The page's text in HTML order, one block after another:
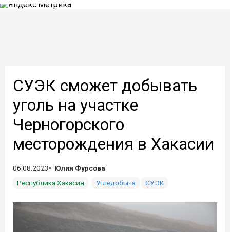
СУЭК сможет добывать
уголь на участке
Черногорского
месторождения в Хакасии
06.08.2023
Юлия Фурсова
Республика Хакасия
Угледобыча СУЭК